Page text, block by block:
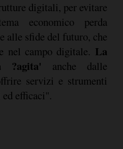
digitali, per evitare
economico perda
alle sfide del futuro, che
nel campo digitale. La
?agita' anche dalle
servizi e strumenti
efficaci".